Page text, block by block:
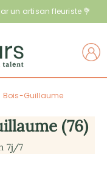
un artisan fleuriste 💐
Bois-Guillaume
(76)
7j/7